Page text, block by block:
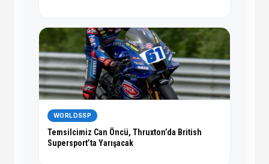
WORLDSSP
Temsilcimiz Can Öncü, Thruxton’da British
Supersport’ta Yarışacak